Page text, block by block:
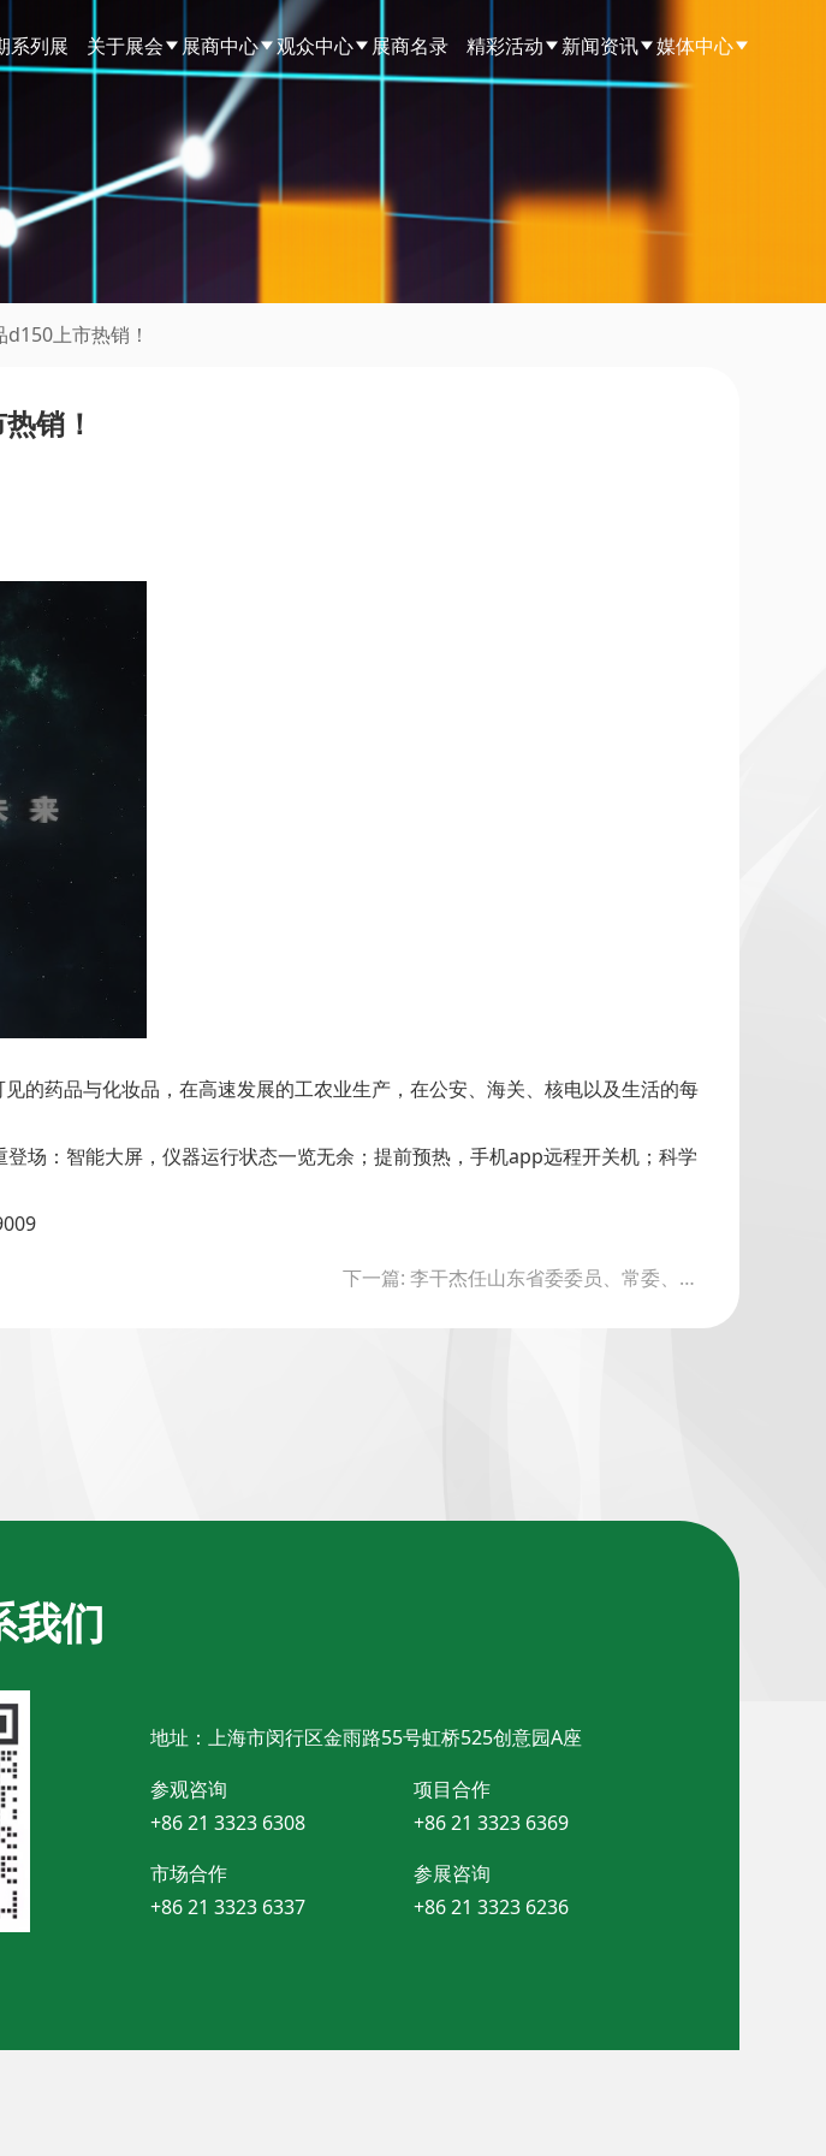
系列展 关于展会 展商中心 观众中心 展商名录 精彩活动 新闻资讯 媒体中心
上市热销！
销！
的药品与化妆品，在高速发展的工农业生产，在公安、海关、核电以及生活的每
场：智能大屏，仪器运行状态一览无余；提前预热，手机app远程开关机；科学
下一篇: 李干杰任山东省委委员、常委、副书记
我们
地址：上海市闵行区金雨路55号虹桥525创意园A座
参观咨询
+86 21 3323 6308
项目合作
+86 21 3323 6369
市场合作
+86 21 3323 6337
参展咨询
+86 21 3323 6236